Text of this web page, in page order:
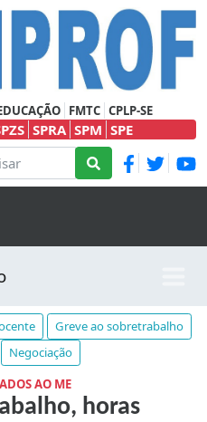
FMTC CPLP-SE
SPRA SPM SPE
Greve ao sobretrabalho
Negociação
AO ME
horas